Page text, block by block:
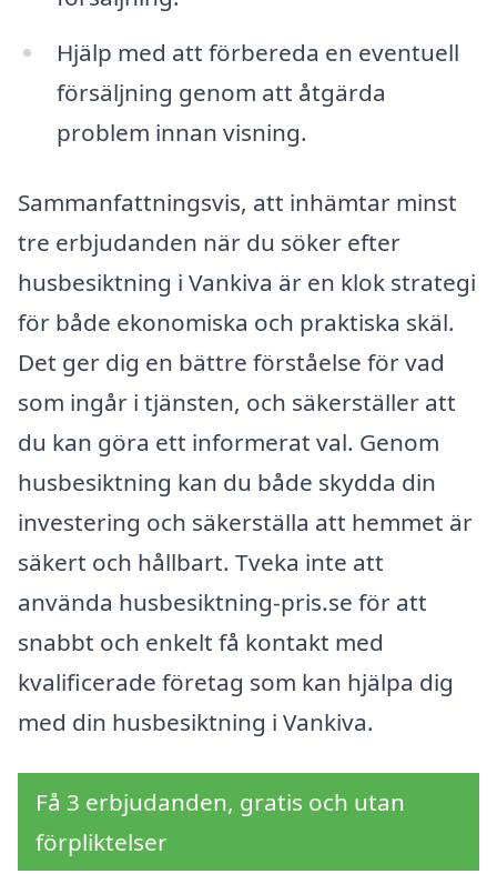
Hjälp med att förbereda en eventuell
försäljning genom att åtgärda
problem innan visning.
Sammanfattningsvis, att inhämtar minst
tre erbjudanden när du söker efter
husbesiktning i Vankiva är en klok strategi
för både ekonomiska och praktiska skäl.
Det ger dig en bättre förståelse för vad
som ingår i tjänsten, och säkerställer att
du kan göra ett informerat val. Genom
husbesiktning kan du både skydda din
investering och säkerställa att hemmet är
säkert och hållbart. Tveka inte att
använda husbesiktning-pris.se för att
snabbt och enkelt få kontakt med
kvalificerade företag som kan hjälpa dig
med din husbesiktning i Vankiva.
Få 3 erbjudanden, gratis och utan
förpliktelser